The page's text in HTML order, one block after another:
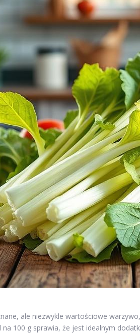
ale niezwykle wartościowe
na 100 g sprawia, że jest idealnym